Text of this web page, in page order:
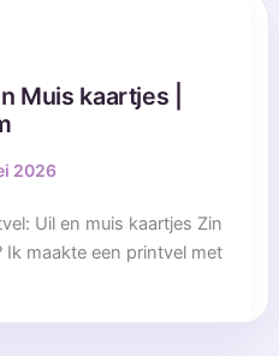
Muis kaartjes |
2026
Uil en muis kaartjes Zin
maakte een printvel met